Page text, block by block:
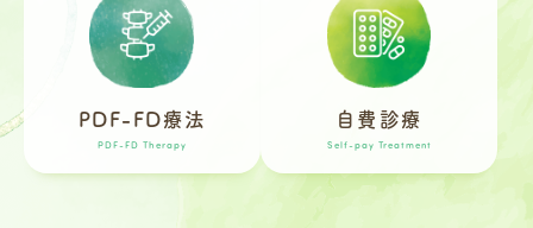
PDF-FD療法
PDF-FD Therapy
自費診療
Self-pay Treatment